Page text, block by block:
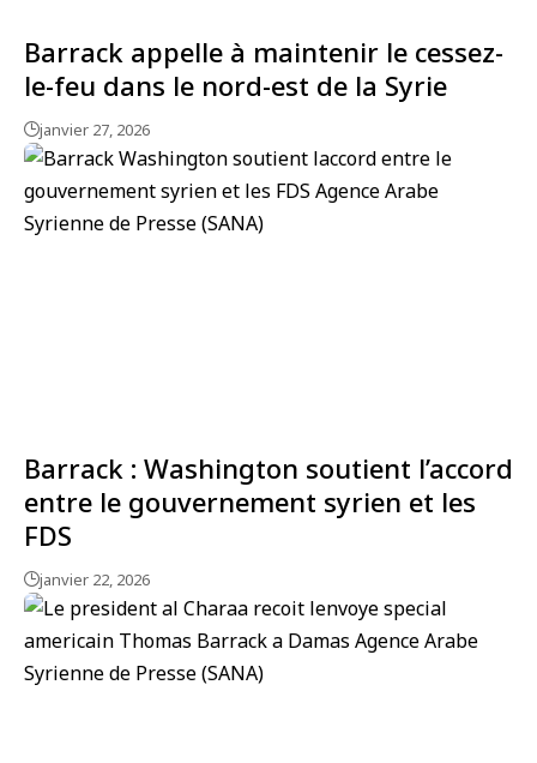
Barrack appelle à maintenir le cessez-
le-feu dans le nord-est de la Syrie
janvier 27, 2026
Barrack : Washington soutient l’accord
entre le gouvernement syrien et les
FDS
janvier 22, 2026